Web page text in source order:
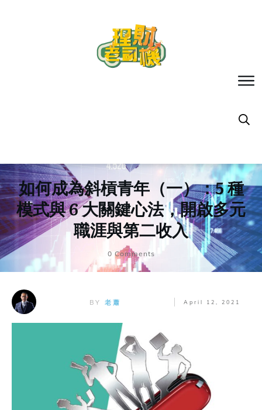
如何成為斜槓青年（一）：5 種
模式與 6 大關鍵心法，開啟多元
職涯與第二收入
0 Comments
BY 老蕭 April 12, 2021